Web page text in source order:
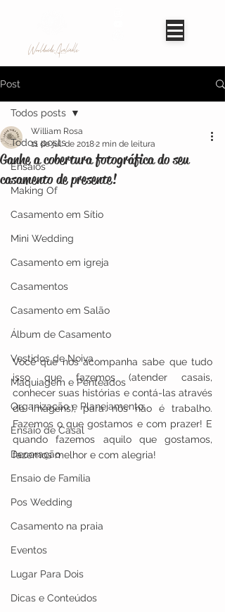
Worldwide Avaliable
Post
Todos posts
Ensaios
Making Of
Casamento em Sítio
Mini Wedding
Casamento em igreja
Casamentos
Casamento em Salão
Álbum de Casamento
Vestidos de Noiva
Maquiagem e Penteados
Organização e Planejamento
Ensaio de Casal
Decoração
Ensaio de Família
Pos Wedding
Casamento na praia
Eventos
Lugar Para Dois
Dicas e Conteúdos
Todos posts
Ganhe a cobertura fotográfica do seu
casamento de presente!
William Rosa
11 de jul. de 20182 min de leitura
Você que nos acompanha sabe que tudo
isso que fazemos (atender casais,
conhecer suas histórias e contá-las através
de imagens), para nós não é trabalho.
Fazemos o que gostamos e com prazer! E
quando fazemos aquilo que gostamos,
fazemos melhor e com alegria!